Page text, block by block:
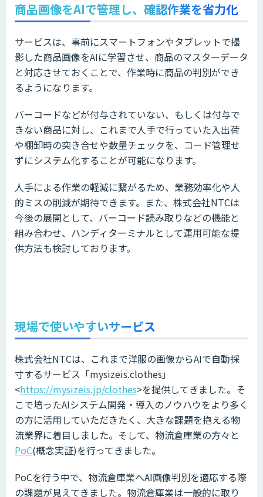
商品画像をAIで管理し、確認作業を省力化
サービスは、事前にスマートフォンやタブレットで撮
影した商品画像をAIに学習させ、商品のマスターデータ
と対応させておくことで、作業時に商品の判別ができ
るようになります。
バーコードなどが付与されていない、もしくは付与で
きない商品に対し、これまで人手で行っていた入出荷
や棚卸時の突き合せや数量チェックを、コード管理せ
ずにシステム化することが可能になります。
人手による作業の軽減に繋がるため、業務効率化や人
的ミスの削減が期待できます。また、株式会社NTCは
今後の展開として、バーコード読み取りなどの機能と
組み合わせ、ハンディターミナルとして運用可能な提
供方法も検討しております。
現場で使いやすいサービス
株式会社NTCは、これまで洋服の画像からAIで自動採
寸するサービス「mysizeis.clothes」
<https://mysizeis.jp/clothes>を提供してきました。そ
こで培ったAIシステム開発・導入のノウハウをより多く
の方に活用していただきたく、大きな課題を抱える物
流業界に着目しました。そして、物流倉庫業の方々と
PoC(概念実証)を行ってきました。
PoCを行う中で、物流倉庫業へAI画像判別を適応する際
の課題が見えてきました。物流倉庫業は一般的に取り